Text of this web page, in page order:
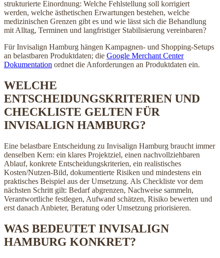
strukturierte Einordnung: Welche Fehlstellung soll korrigiert
werden, welche ästhetischen Erwartungen bestehen, welche
medizinischen Grenzen gibt es und wie lässt sich die Behandlung
mit Alltag, Terminen und langfristiger Stabilisierung vereinbaren?
Für Invisalign Hamburg hängen Kampagnen- und Shopping-Setups
an belastbaren Produktdaten; die Google Merchant Center
Dokumentation ordnet die Anforderungen an Produktdaten ein.
WELCHE
ENTSCHEIDUNGSKRITERIEN UND
CHECKLISTE GELTEN FÜR
INVISALIGN HAMBURG?
Eine belastbare Entscheidung zu Invisalign Hamburg braucht immer
denselben Kern: ein klares Projektziel, einen nachvollziehbaren
Ablauf, konkrete Entscheidungskriterien, ein realistisches
Kosten/Nutzen-Bild, dokumentierte Risiken und mindestens ein
praktisches Beispiel aus der Umsetzung. Als Checkliste vor dem
nächsten Schritt gilt: Bedarf abgrenzen, Nachweise sammeln,
Verantwortliche festlegen, Aufwand schätzen, Risiko bewerten und
erst danach Anbieter, Beratung oder Umsetzung priorisieren.
WAS BEDEUTET INVISALIGN
HAMBURG KONKRET?